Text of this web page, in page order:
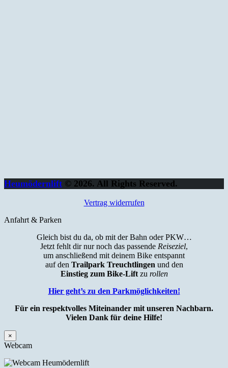
Heumödernlift © 2026. All Rights Reserved.
Vertrag widerrufen
Anfahrt & Parken
Gleich bist du da, ob mit der Bahn oder PKW…
Jetzt fehlt dir nur noch das passende Reiseziel,
um anschließend mit deinem Bike entspannt
auf den Trailpark Treuchtlingen und den
Einstieg zum Bike-Liftzu rollen
Hier geht’s zu den Parkmöglichkeiten!
Für ein respektvolles Miteinander mit unseren Nachbarn.
Vielen Dank für deine Hilfe!
×
Webcam